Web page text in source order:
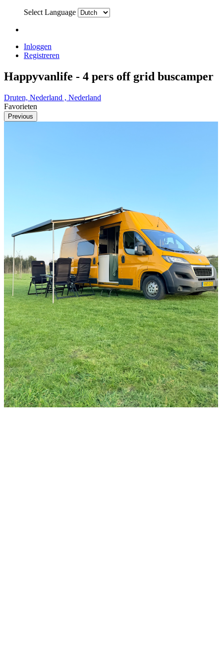
Select Language
Inloggen
Registreren
Happyvanlife - 4 pers off grid buscamper
Druten, Nederland , Nederland
Favorieten
Previous